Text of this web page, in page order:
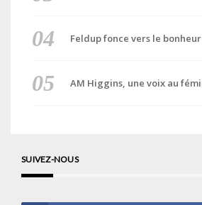
Feldup fonce vers le bonheur
AM Higgins, une voix au
SUIVEZ-NOUS